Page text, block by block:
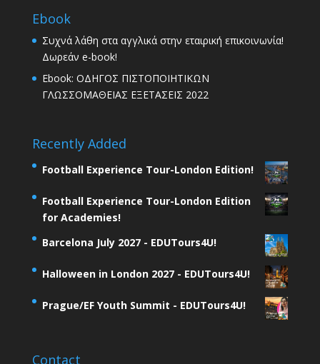
Ebook
Συχνά λάθη στα αγγλικά στην εταιρική επικοινωνία!
Δωρεάν e-book!
Ebook: ΟΔΗΓΟΣ ΠΙΣΤΟΠΟΙΗΤΙΚΩΝ
ΓΛΩΣΣΟΜΑΘΕΙΑΣ ΕΞΕΤΑΣΕΙΣ 2022
Recently Added
Football Experience Tour-London Edition!
Football Experience Tour-London Edition
for Academies!
Barcelona July 2027 - EDUTours4U!
Halloween in London 2027 - EDUTours4U!
Prague/EF Youth Summit - EDUTours4U!
Contact